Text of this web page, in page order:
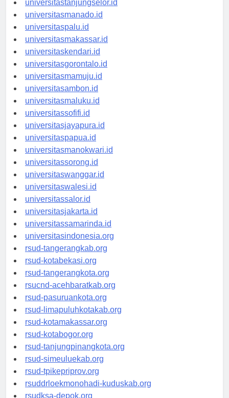
universitastanjungselor.id
universitasmanado.id
universitaspalu.id
universitasmakassar.id
universitaskendari.id
universitasgorontalo.id
universitasmamuju.id
universitasambon.id
universitasmaluku.id
universitassofifi.id
universitasjayapura.id
universitaspapua.id
universitasmanokwari.id
universitassorong.id
universitaswanggar.id
universitaswalesi.id
universitassalor.id
universitasjakarta.id
universitassamarinda.id
universitasindonesia.org
rsud-tangerangkab.org
rsud-kotabekasi.org
rsud-tangerangkota.org
rsucnd-acehbaratkab.org
rsud-pasuruankota.org
rsud-limapuluhkotakab.org
rsud-kotamakassar.org
rsud-kotabogor.org
rsud-tanjungpinangkota.org
rsud-simeuluekab.org
rsud-tpikepriprov.org
rsuddrloekmonohadi-kuduskab.org